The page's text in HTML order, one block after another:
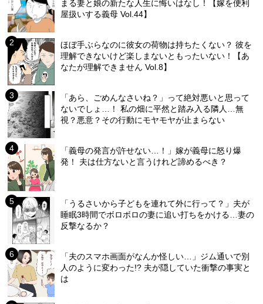
まる妻と娘の新たな人生に悔いはなし！【嫁を便利
屋扱いする義母 Vol.44】
ほぼ手ぶらなのに彼女の荷物は持ちたくない？ 彼を
理解できないけど楽しまないともったいない！【あ
なたが理解できません Vol.8】
「あら、ごめんなさいね？」って絶対悪いと思って
ないでしょ…！ 私の畑に平然と踏み入る隣人…無
視？悪意？その行動にモヤモヤが止まらない
「義母の発言が許せない…！」嫁が義母に怒り爆
発！ 夫は仕方ないと言うけれど諦めるべき？
「うるさいから子どもを連れて外に行って？」夫が
睡眠3時間でボロボロの妻に追い打ちをかける…妻の
反撃なるか？
「夫のスマホ画面がなんか怪しい…」ジム通いで別
人のように変わった!? 夫が隠していた衝撃の事実と
は